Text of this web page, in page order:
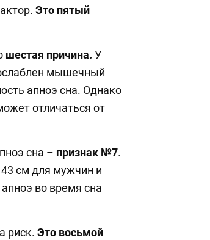
Это пятый
шестая причина. У
мышечный
апноэ сна. Однако
отличаться от
сна – признак №7.
см для мужчин и
во время сна
риск. Это восьмой